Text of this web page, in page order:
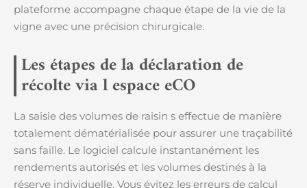
plateforme accompagne chaque étape de la vie de la
vigne avec une précision chirurgicale.
Les étapes de la déclaration de
récolte via l espace eCO
La saisie des volumes de raisin s effectue de manière
totalement dématérialisée pour assurer une traçabilité
sans faille. Le logiciel calcule instantanément les
rendements autorisés et les volumes destinés à la
réserve individuelle. Vous évitez les erreurs de calcul